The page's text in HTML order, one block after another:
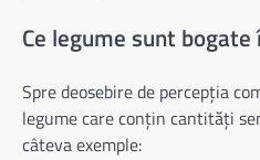
Ce legume sunt
Spre deosebire de percepția
legume care conțin cantități
câteva exemple: